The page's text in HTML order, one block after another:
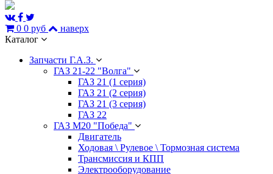
0 0 руб
наверх
Каталог
Запчасти Г.А.З.
ГАЗ 21-22 "Волга"
ГАЗ 21 (1 серия)
ГАЗ 21 (2 серия)
ГАЗ 21 (3 серия)
ГАЗ 22
ГАЗ М20 "Победа"
Двигатель
Ходовая \ Рулевое \ Тормозная система
Трансмиссия и КПП
Электрооборудование